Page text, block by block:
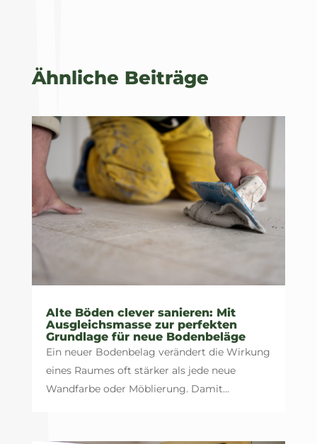
Ähnliche Beiträge
Alte Böden clever sanieren: Mit
Ausgleichsmasse zur perfekten
Grundlage für neue Bodenbeläge
Ein neuer Bodenbelag verändert die Wirkung
eines Raumes oft stärker als jede neue
Wandfarbe oder Möblierung. Damit...